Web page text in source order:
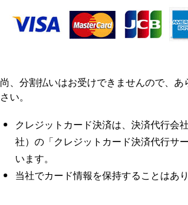
尚、分割払いはお受けできませんので、
さい。
クレジットカード決済は、決済代行会
社）の「クレジットカード決済代行サ
います。
当社でカード情報を保持することはあり